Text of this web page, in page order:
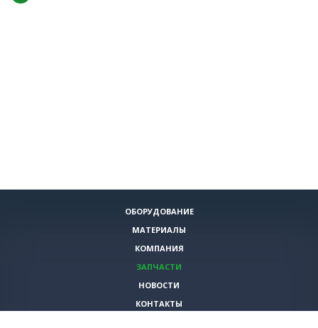
ОБОРУДОВАНИЕ
МАТЕРИАЛЫ
КОМПАНИЯ
ЗАПЧАСТИ
НОВОСТИ
КОНТАКТЫ